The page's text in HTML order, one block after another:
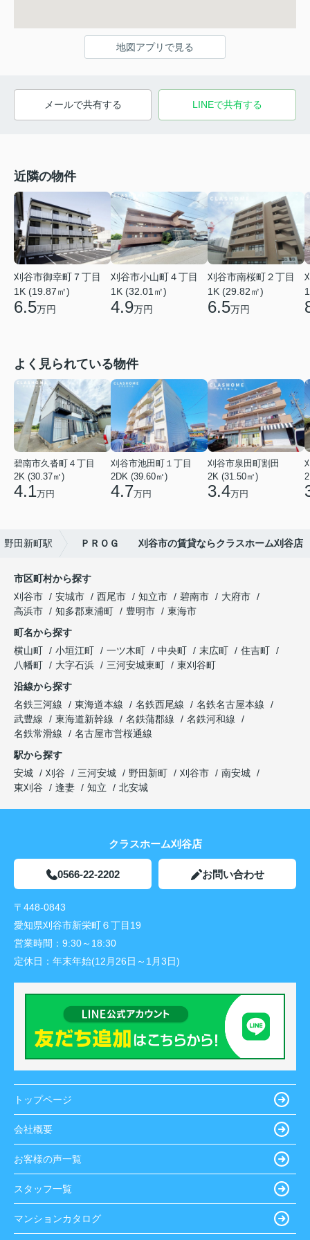
地図アプリで見る
メールで共有する LINEで共有する
近隣の物件
刈谷市御幸町７丁目
1K (19.87㎡)
6.5万円
刈谷市小山町４丁目
1K (32.01㎡)
4.9万円
刈谷市南桜町２丁目
1K (29.82㎡)
6.5万円
よく見られている物件
碧南市久沓町４丁目
2K (30.37㎡)
4.1万円
刈谷市池田町１丁目
2DK (39.60㎡)
4.7万円
刈谷市泉田町割田
2K (31.50㎡)
3.4万円
野田新町駅 ＰＲＯＧ 刈谷市の賃貸ならクラスホーム刈谷店
市区町村から探す
刈谷市
安城市 西尾市 知立市 碧南市
大府市
高浜市
知多郡東浦町 豊明市
東海市
町名から探す
横山町
小垣江町 一ツ木町 中央町 末広町
住吉町
八幡町
大字石浜 三河安城東町
東刈谷町
沿線から探す
名鉄三河線
東海道本線 名鉄西尾線
名鉄名古屋本線
武豊線
東海道新幹線 名鉄蒲郡線
名鉄河和線
名鉄常滑線
名古屋市営桜通線
駅から探す
安城
刈谷 三河安城 野田新町 刈谷市
南安城
東刈谷
逢妻 知立 北安城
クラスホーム刈谷店
0566-22-2202 お問い合わせ
〒448-0843
愛知県刈谷市新栄町６丁目19
営業時間： 9:30～18:30
定休日： 年末年始(12月26日～1月3日)
トップページ
会社概要
お客様の声一覧
スタッフ一覧
マンションカタログ